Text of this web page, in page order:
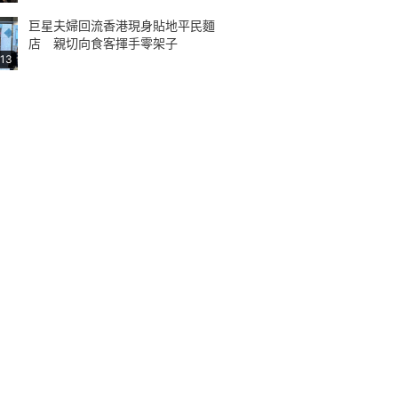
巨星夫婦回流香港現身貼地平民麵
店 親切向食客揮手零架子